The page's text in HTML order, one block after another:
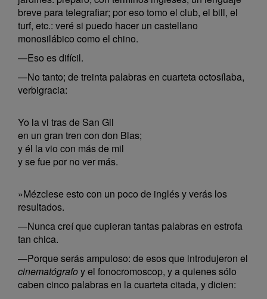
breve para telegrafiar; por eso tomo el club, el bill, el
turf, etc.: veré si puedo hacer un castellano
monosilábico como el chino.
—Eso es difícil.
—No tanto; de treinta palabras en cuarteta octosílaba,
verbigracia:
Yo la vi tras de San Gil
en un gran tren con don Blas;
y él la vio con más de mil
y se fue por no ver más.
»Mézclese esto con un poco de inglés y verás los
resultados.
—Nunca creí que cupieran tantas palabras en estrofa
tan chica.
—Porque serás ampuloso: de esos que introdujeron el
cinematógrafoy el fonocromoscop, y a quienes sólo
caben cinco palabras en la cuarteta citada, y dicien: